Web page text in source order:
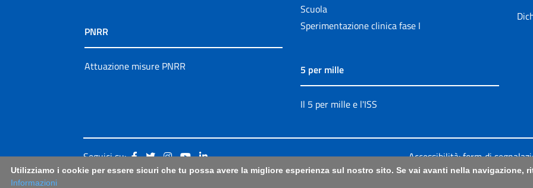
PNRR
Attuazione misure PNRR
Scuola
Sperimentazione clinica fase I
5 per mille
Il 5 per mille e l'ISS
Seguici su:
Accessibilità: form di
Legali|Sitemap
Utilizziamo i cookie per essere sicuri che tu possa avere la migliore esperienza sul nostro sito. Se vai avanti nella navigazione,
Informazioni